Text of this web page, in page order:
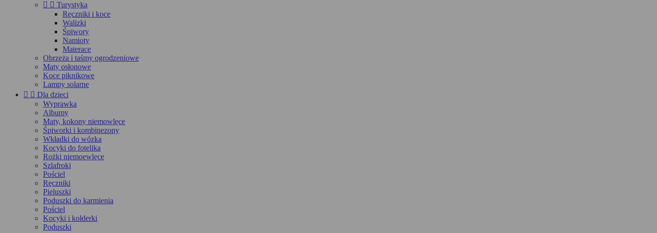
  Turystyka
Ręczniki i koce
Walizki
Śpiwory
Namioty
Materace
Obrzeża i taśmy ogrodzeniowe
Maty osłonowe
Koce piknikowe
Lampy solarne
  Dla dzieci
Wyprawka
Albumy
Maty, kokony niemowlęce
Śpiworki i kombinezony
Wkładki do wózka
Kocyki do fotelika
Rożki niemoewlęce
Szlafroki
Pościel
Ręczniki
Pieluszki
Poduszki do karmienia
Pościel
Kocyki i kołderki
Poduszki